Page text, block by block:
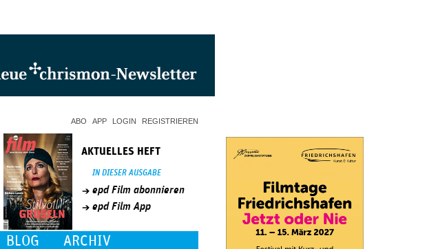
ABO APP LOGIN REGISTRIEREN
AKTUELLES HEFT
IN DIESER AUSGABE
epd Film abonnieren
epd Film App
BLOG ARCHIV